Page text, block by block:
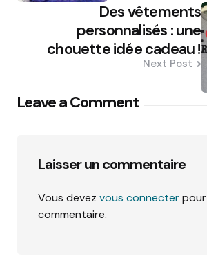
Des vêtements
personnalisés : une
chouette idée cadeau !
Next Post
Leave a Comment
Laisser un commentaire
Vous devez vous connecter
commentaire.